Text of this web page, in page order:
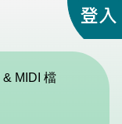
MIDI 檔